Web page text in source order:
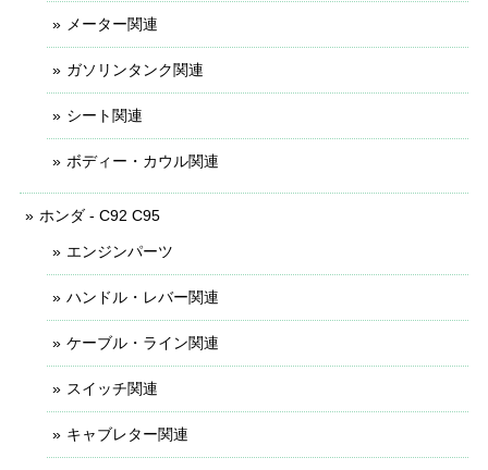
メーター関連
ガソリンタンク関連
シート関連
ボディー・カウル関連
ホンダ - C92 C95
エンジンパーツ
ハンドル・レバー関連
ケーブル・ライン関連
スイッチ関連
キャブレター関連